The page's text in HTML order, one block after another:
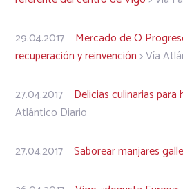
29.04.2017 Mercado de O
recuperación y reinvención> Vía
27.04.2017 Delicias culinarias para
Atlántico Diario
27.04.2017Saborear manjares